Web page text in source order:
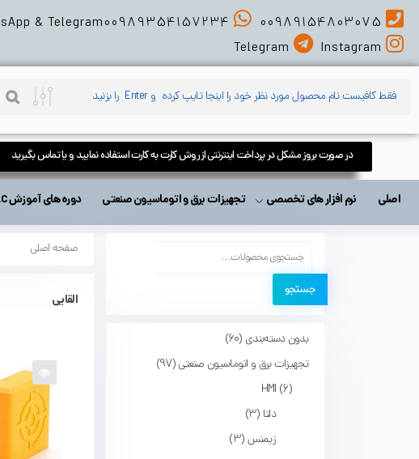
00989154803075
& Telegram00989354157234
Instagram
Telegram
در صورت بروز مشکل در پرداخت اینترنتی از روش کارت به کارت استفاده نمایید و یا تماس بگیرید
اصلی نرم افزار های تخصصی تجهیزات برق و اتوماسیون صنعتی دوره های آموزش PLC و اتوماسیون صنعتی
جستجو
بدون دسته‌بندی 60
تجهیزات برق و اتوماسیون صنعتی 97
HMI 6
دلتا 3
زیمنس 3
صفحه اصلی
القایی